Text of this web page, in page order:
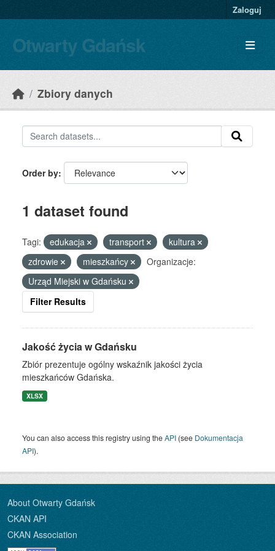
Zaloguj
Otwarty Gdańsk
Zbiory danych
Order by
1 dataset found
Tagi: edukacja transport
kultura
zdrowie
mieszkańcy
Organizacje:
Urząd Miejski w Gdańsku
Filter Results
Jakość życia w Gdańsku
Zbiór prezentuje ogólny wskaźnik jakości życia
mieszkańców Gdańska.
XLSX
You can also access this registry using theAPI (see Dokumentacja
API).
About Otwarty Gdańsk
CKAN API
CKAN Association